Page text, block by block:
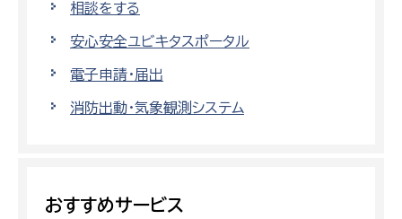
相談をする
安心安全ユビキタスポータル
電子申請・届出
消防出動・気象観測システム
おすすめサービス